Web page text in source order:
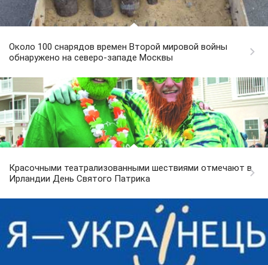
Около 100 снарядов времен Второй мировой войны
обнаружено на северо-западе Москвы
Красочными театрализованными шествиями отмечают в
Ирландии День Святого Патрика